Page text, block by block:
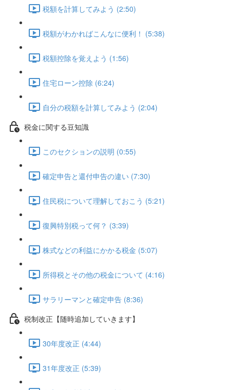
税額を計算してみよう (2:50)
税額がわかればこんなに便利！ (5:38)
税額控除を覚えよう (1:56)
住宅ローン控除 (6:24)
自分の税額を計算してみよう (2:04)
税金に関する豆知識
このセクションの説明 (0:55)
確定申告と還付申告の違い (7:30)
住民税について理解しておこう (5:21)
復興特別税って何？ (3:39)
株式などの利益にかかる税金 (5:07)
所得税とその他の税金について (4:16)
サラリーマンと確定申告 (8:36)
税制改正【随時追加していきます】
30年度改正 (4:44)
31年度改正 (5:39)